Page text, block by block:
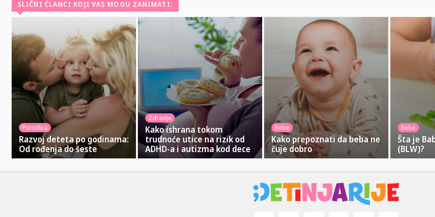
SLIČNI ČLANCI KOJI VAS MOGU ZANIMATI:
Porodica
Razvoj deteta po godinama:
Od rođenja do šeste
Zdravlje
Kako ishrana tokom
trudnoće utice na rizik od
ADHD-a i autizma kod dece
Bebe
Kako prepoznati da beba ne
čuje dobro
Bebe
Šta je
(BLW)?